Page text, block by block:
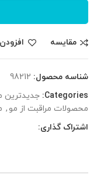
مقایسه
شناسه محصول: 98212
Categories: جدیدترین
محصولات مراقبت از مو ,
اشتراک گذاری: